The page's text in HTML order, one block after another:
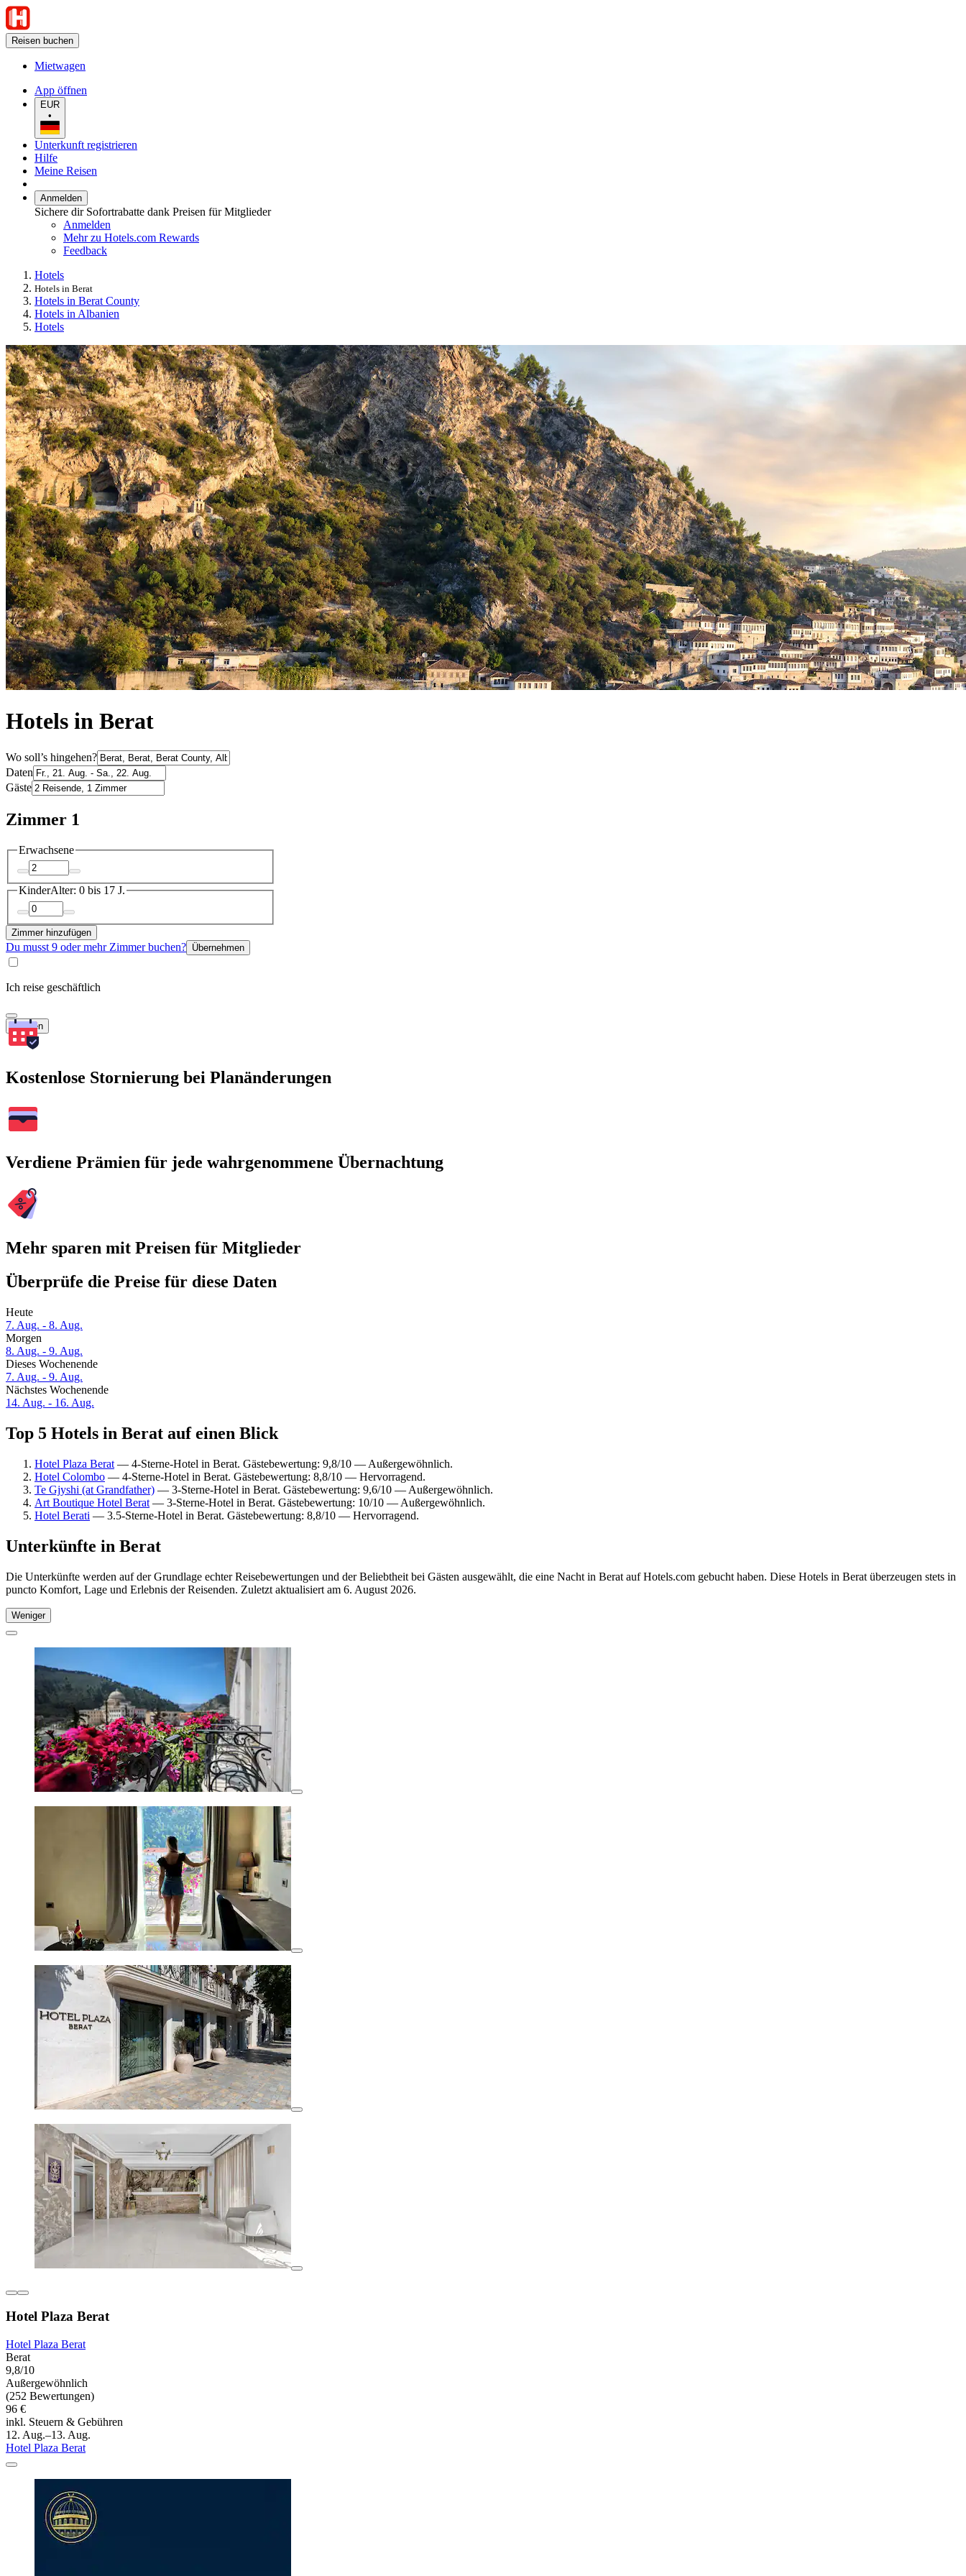
Reisen buchen
Mietwagen
App öffnen
EUR
•
Unterkunft registrieren
Hilfe
Meine Reisen
Anmelden
Sichere dir Sofortrabatte dank Preisen für Mitglieder
Anmelden
Mehr zu Hotels.com Rewards
Feedback
Hotels
Hotels in Berat
Hotels in Berat County
Hotels in Albanien
Hotels
Hotels in Berat
Wo soll’s hingehen?
Daten
Gäste
Zimmer 1
Erwachsene
KinderAlter: 0 bis 17 J.
Zimmer hinzufügen
Du musst 9 oder mehr Zimmer buchen? Übernehmen
Ich reise geschäftlich
Suchen
Kostenlose Stornierung bei Planänderungen
Verdiene Prämien für jede wahrgenommene Übernachtung
Mehr sparen mit Preisen für Mitglieder
Überprüfe die Preise für diese Daten
Heute
7. Aug. - 8. Aug.
Morgen
8. Aug. - 9. Aug.
Dieses Wochenende
7. Aug. - 9. Aug.
Nächstes Wochenende
14. Aug. - 16. Aug.
Top 5 Hotels in Berat auf einen Blick
Hotel Plaza Berat — 4-Sterne-Hotel in Berat. Gästebewertung: 9,8/10 — Außergewöhnlich.
Hotel Colombo — 4-Sterne-Hotel in Berat. Gästebewertung: 8,8/10 — Hervorragend.
Te Gjyshi (at Grandfather) — 3-Sterne-Hotel in Berat. Gästebewertung: 9,6/10 — Außergewöhnlich.
Art Boutique Hotel Berat — 3-Sterne-Hotel in Berat. Gästebewertung: 10/10 — Außergewöhnlich.
Hotel Berati — 3.5-Sterne-Hotel in Berat. Gästebewertung: 8,8/10 — Hervorragend.
Unterkünfte in Berat
Die Unterkünfte werden auf der Grundlage echter Reisebewertungen und der Beliebtheit bei Gästen ausgewählt, die eine Nacht in Berat auf Hotels.com gebucht haben. Diese Hotels in Berat überzeugen stets in
puncto Komfort, Lage und Erlebnis der Reisenden. Zuletzt aktualisiert am 6. August 2026.
Weniger
Hotel Plaza Berat
Hotel Plaza Berat
Berat
9,8/10
Außergewöhnlich
(252 Bewertungen)
96 €
inkl. Steuern & Gebühren
12. Aug.–13. Aug.
Hotel Plaza Berat